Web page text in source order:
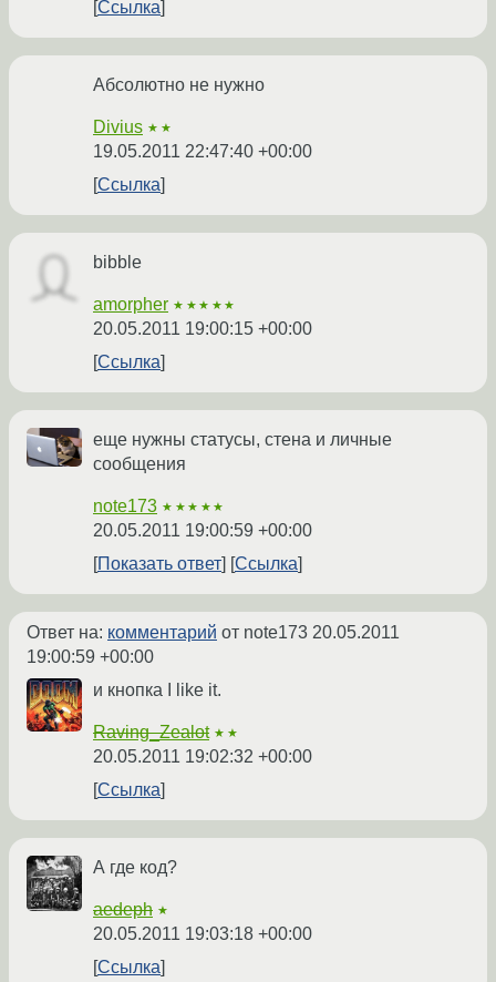
Ссылка
Абсолютно не нужно
Divius ★★
19.05.2011 22:47:40 +00:00
Ссылка
bibble
amorpher ★★★★★
20.05.2011 19:00:15 +00:00
Ссылка
еще нужны статусы, стена и личные
сообщения
note173 ★★★★★
20.05.2011 19:00:59 +00:00
Показать ответ
Ссылка
Ответ на: комментарий от note173 20.05.2011
19:00:59 +00:00
и кнопка I like it.
Raving_Zealot ★★
20.05.2011 19:02:32 +00:00
Ссылка
А где код?
aedeph ★
20.05.2011 19:03:18 +00:00
Ссылка